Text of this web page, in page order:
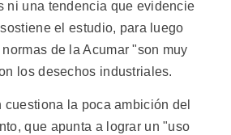
ni una tendencia que evidencie
el estudio, para luego
de la Acumar "son muy
los desechos industriales.
cuestiona la poca ambición del
que apunta a lograr un "uso